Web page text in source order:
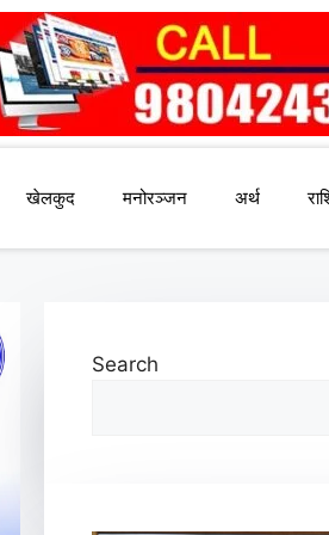
खेलकुद मनोरञ्जन अर्थ
Search